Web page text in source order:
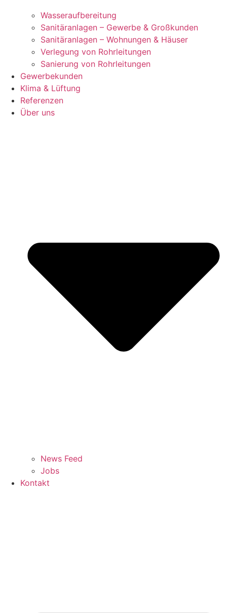
Wasseraufbereitung
Sanitäranlagen – Gewerbe & Großkunden
Sanitäranlagen – Wohnungen & Häuser
Verlegung von Rohrleitungen
Sanierung von Rohrleitungen
Gewerbekunden
Klima & Lüftung
Referenzen
Über uns
News Feed
Jobs
Kontakt